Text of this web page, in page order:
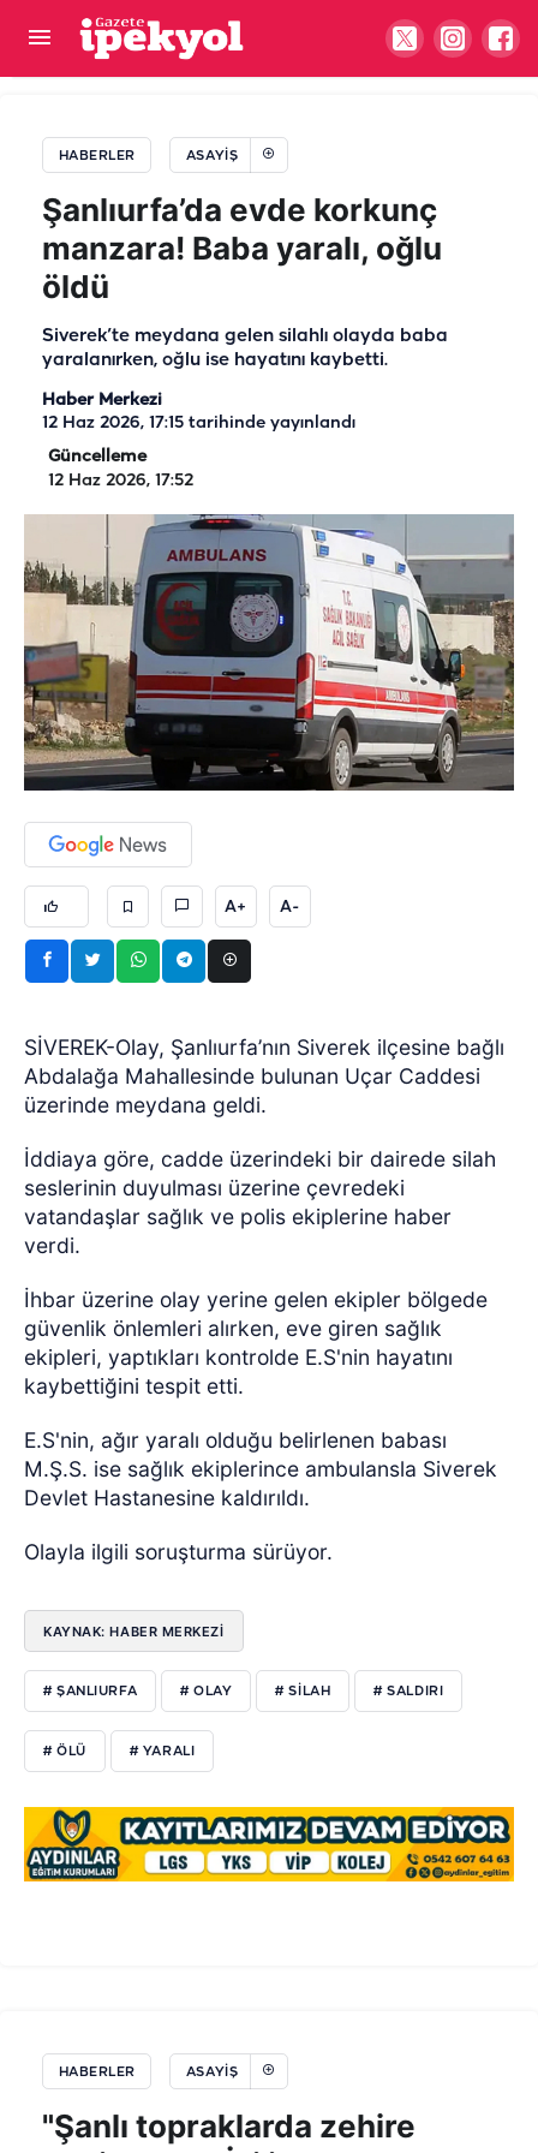
HABERLER ASAYIŞ
Şanlıurfa’da evde korkunç
manzara! Baba yaralı, oğlu
öldü
Siverek’te meydana gelen silahlı olayda baba
yaralanırken, oğlu ise hayatını kaybetti.
Haber Merkezi
12 Haz 2026, 17:15 tarihinde yayınlandı
Güncelleme
12 Haz 2026, 17:52
A+ A-
SİVEREK-Olay, Şanlıurfa’nın Siverek ilçesine bağlı
Abdalağa Mahallesinde bulunan Uçar Caddesi
üzerinde meydana geldi.
İddiaya göre, cadde üzerindeki bir dairede silah
seslerinin duyulması üzerine çevredeki
vatandaşlar sağlık ve polis ekiplerine haber
verdi.
İhbar üzerine olay yerine gelen ekipler bölgede
güvenlik önlemleri alırken, eve giren sağlık
ekipleri, yaptıkları kontrolde E.S'nin hayatını
kaybettiğini tespit etti.
E.S'nin, ağır yaralı olduğu belirlenen babası
M.Ş.S. ise sağlık ekiplerince ambulansla Siverek
Devlet Hastanesine kaldırıldı.
Olayla ilgili soruşturma sürüyor.
KAYNAK: HABER MERKEZİ
# ŞANLIURFA # OLAY # SİLAH # SALDIRI
# ÖLÜ # YARALI
HABERLER ASAYIŞ
"Şanlı topraklarda zehire
"Şanlı topraklarda zehire geçit yok"... İki ilçede